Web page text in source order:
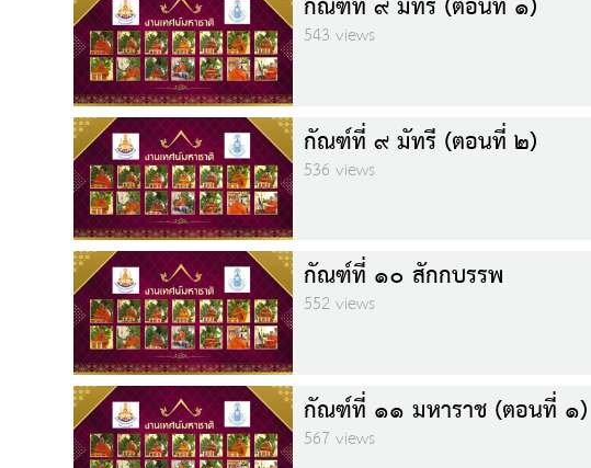
543 views
กัณฑ์ที่ ๙ มัทรี (ตอนที่ ๒)
536 views
กัณฑ์ที่ ๑๐ สักกบรรพ
552 views
กัณฑ์ที่ ๑๑ มหาราช (ตอนที่ ๑)
567 views